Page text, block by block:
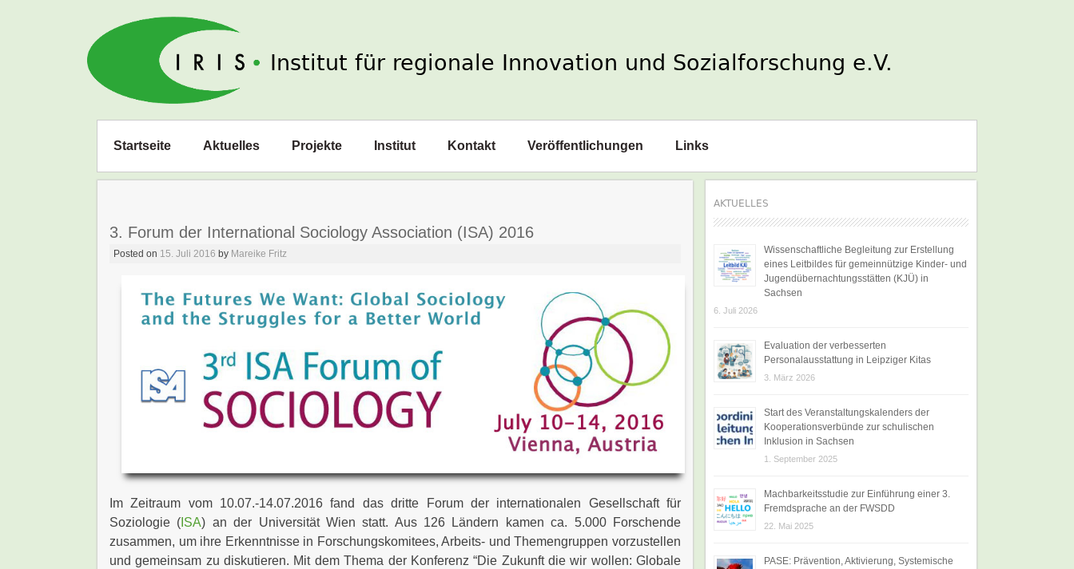
IRIS e. V.
Zum
springen
Startseite Aktuelles Projekte Institut Kontakt Veröffentlichungen Links
3. Forum der International Sociology Association (ISA) 2016
Posted on 15. Juli 2016 by Mareike Fritz
Im Zeitraum vom 10.07.-14.07.2016 fand das dritte Forum der internationalen Gesellschaft für
Soziologie ( ISA) an der Universität Wien statt. Aus 126 Ländern kamen ca. 5.000 Forschende
zusammen, um ihre Erkenntnisse in Forschungskomitees, Arbeits- und Themengruppen vorzustellen
und gemeinsam zu diskutieren. Mit dem Thema der Konferenz “Die Zukunft die wir wollen: Globale
AKTUELLES
Wissenschaftliche Begleitung zur Erstellung
eines Leitbildes für gemeinnützige Kinder- und
Jugendübernachtungsstätten (KJÜ) in
Sachsen
6. Juli 2026
Evaluation der verbesserten
Personalausstattung in Leipziger Kitas
3. März 2026
Start des Veranstaltungskalenders der
Kooperationsverbünde zur schulischen
Inklusion in Sachsen
1. September 2025
Machbarkeitsstudie zur Einführung einer 3.
Fremdsprache an der FWSDD
22. Mai 2025
PASE: Prävention, Aktivierung, Systemische